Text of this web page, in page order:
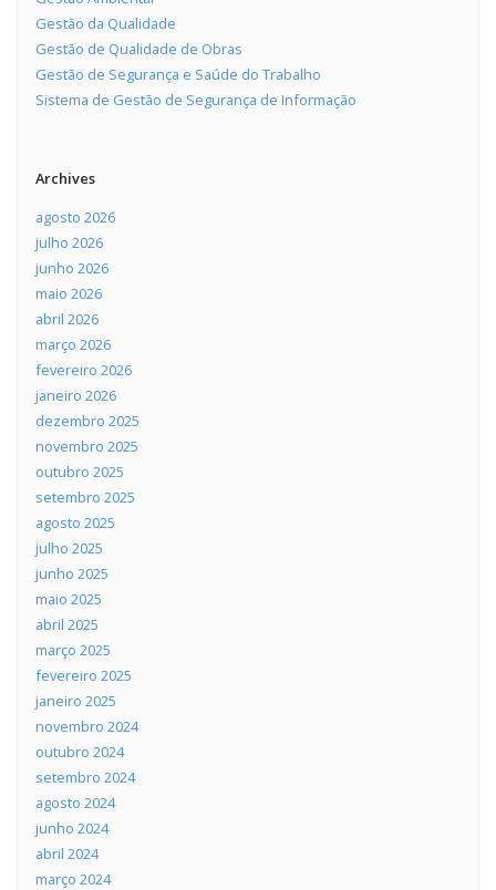
Gestão da Qualidade
Gestão de Qualidade de Obras
Gestão de Segurança e Saúde do Trabalho
Sistema de Gestão de Segurança de Informação
Archives
agosto 2026
julho 2026
junho 2026
maio 2026
abril 2026
março 2026
fevereiro 2026
janeiro 2026
dezembro 2025
novembro 2025
outubro 2025
setembro 2025
agosto 2025
julho 2025
junho 2025
maio 2025
abril 2025
março 2025
fevereiro 2025
janeiro 2025
novembro 2024
outubro 2024
setembro 2024
agosto 2024
junho 2024
abril 2024
março 2024